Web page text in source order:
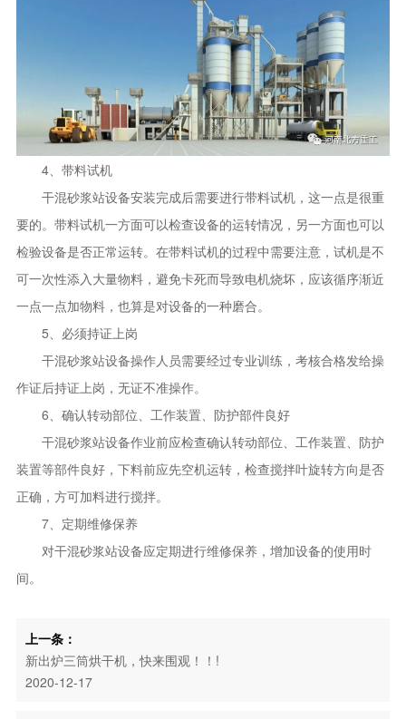
4、带料试机
干混砂浆站设备安装完成后需要进行带料试机，这一点是很重
要的。带料试机一方面可以检查设备的运转情况，另一方面也可以
检验设备是否正常运转。在带料试机的过程中需要注意，试机是不
可一次性添入大量物料，避免卡死而导致电机烧坏，应该循序渐近
一点一点加物料，也算是对设备的一种磨合。
5、必须持证上岗
干混砂浆站设备操作人员需要经过专业训练，考核合格发给操
作证后持证上岗，无证不准操作。
6、确认转动部位、工作装置、防护部件良好
干混砂浆站设备作业前应检查确认转动部位、工作装置、防护
装置等部件良好，下料前应先空机运转，检查搅拌叶旋转方向是否
正确，方可加料进行搅拌。
7、定期维修保养
对干混砂浆站设备应定期进行维修保养，增加设备的使用时
间。
上一条：
新出炉三筒烘干机，快来围观！！!
2020-12-17